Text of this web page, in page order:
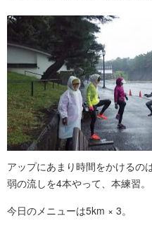
アップにあまり時間をかけるの
弱の流しを4本やって、本練習。
今日のメニューは5km × 3。